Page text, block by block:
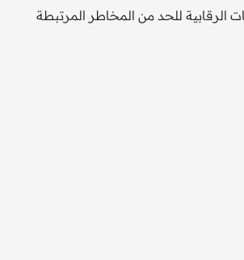
للحد من المخاطر المرتبطة